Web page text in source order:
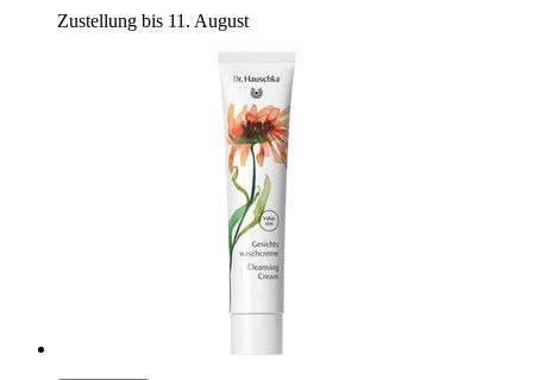
Zustellung bis 11. August